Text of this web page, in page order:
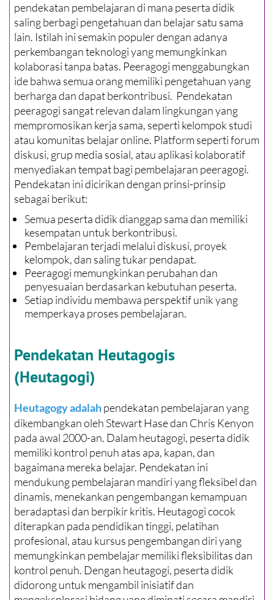
pendekatan pembelajaran di mana peserta didik
saling berbagi pengetahuan dan belajar satu sama
lain. Istilah ini semakin populer dengan adanya
perkembangan teknologi yang memungkinkan
kolaborasi tanpa batas. Peeragogi menggabungkan
ide bahwa semua orang memiliki pengetahuan yang
berharga dan dapat berkontribusi. Pendekatan
peeragogi sangat relevan dalam lingkungan yang
mempromosikan kerja sama, seperti kelompok studi
atau komunitas belajar online. Platform seperti forum
diskusi, grup media sosial, atau aplikasi kolaboratif
menyediakan tempat bagi pembelajaran peeragogi.
Pendekatan ini dicirikan dengan prinsi-prinsip
sebagai berikut:
Semua peserta didik dianggap sama dan memiliki
kesempatan untuk berkontribusi.
Pembelajaran terjadi melalui diskusi, proyek
kelompok, dan saling tukar pendapat.
Peeragogi memungkinkan perubahan dan
penyesuaian berdasarkan kebutuhan peserta.
Setiap individu membawa perspektif unik yang
memperkaya proses pembelajaran.
Pendekatan Heutagogis
(Heutagogi)
Heutagogy adalahpendekatan pembelajaran yang
dikembangkan oleh Stewart Hase dan Chris Kenyon
pada awal 2000-an. Dalam heutagogi, peserta didik
memiliki kontrol penuh atas apa, kapan, dan
bagaimana mereka belajar. Pendekatan ini
mendukung pembelajaran mandiri yang fleksibel dan
dinamis, menekankan pengembangan kemampuan
beradaptasi dan berpikir kritis. Heutagogi cocok
diterapkan pada pendidikan tinggi, pelatihan
profesional, atau kursus pengembangan diri yang
memungkinkan pembelajar memiliki fleksibilitas dan
kontrol penuh. Dengan heutagogi, peserta didik
didorong untuk mengambil inisiatif dan